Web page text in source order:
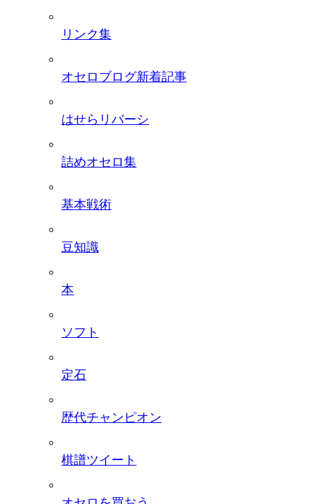
リンク集
オセロブログ新着記事
はせらリバーシ
詰めオセロ集
基本戦術
豆知識
本
ソフト
定石
歴代チャンピオン
棋譜ツイート